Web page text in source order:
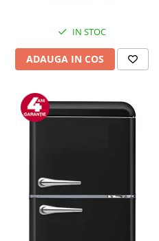
IN STOC
ADAUGA IN COS